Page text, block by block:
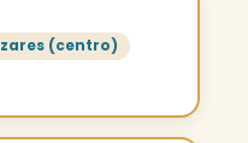
(centro)